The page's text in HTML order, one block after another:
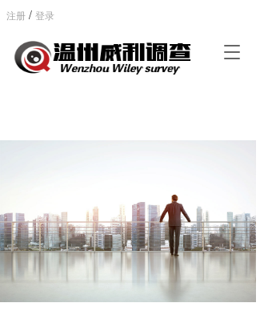
注册 / 登录
T
g
a
t